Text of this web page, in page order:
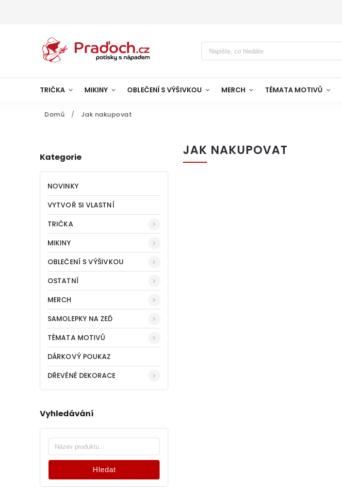
TRIČKA MIKINY OBLEČENÍ S VÝŠIVKOU MERCH TÉMATA MOTIVŮ
Domů / Jak nakupovat
Kategorie
NOVINKY
VYTVOŘ SI VLASTNÍ
TRIČKA
MIKINY
OBLEČENÍ S VÝŠIVKOU
OSTATNÍ
MERCH
SAMOLEPKY NA ZEĎ
TÉMATA MOTIVŮ
DÁRKOVÝ POUKAZ
DŘEVĚNÉ DEKORACE
Vyhledávání
Hledat
JAK NAKUPOVAT